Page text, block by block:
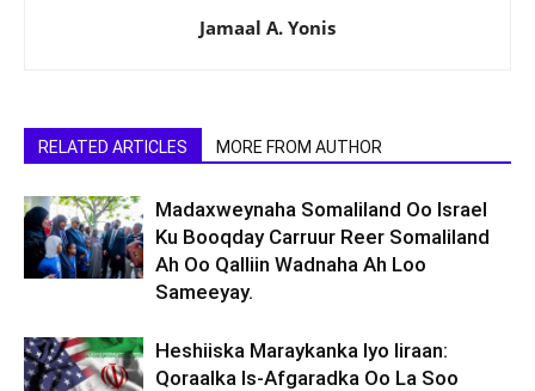
Jamaal A. Yonis
RELATED ARTICLES MORE FROM AUTHOR
Madaxweynaha Somaliland Oo Israel
Ku Booqday Carruur Reer Somaliland
Ah Oo Qalliin Wadnaha Ah Loo
Sameeyay.
Heshiiska Maraykanka Iyo Iiraan:
Qoraalka Is-Afgaradka Oo La Soo